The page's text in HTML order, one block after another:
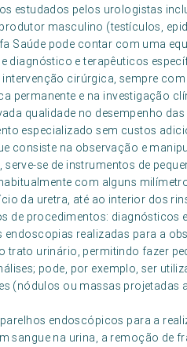
estudados pelos urologistas
masculino (testículos,
Saúde pode contar com uma
diagnóstico e terapêuticos
cirúrgica, sempre
permanente e na investigação
qualidade no desempenho
especializado sem custos
consiste na observação e
se de instrumentos de
com alguns
da uretra, até ao interior dos
de procedimentos: diagnósticos
realizadas para a
trato urinário, permitindo fazer
pode, por exemplo, ser
(nódulos ou massas projetadas
endoscópicos para a
sangue na urina, a remoção de